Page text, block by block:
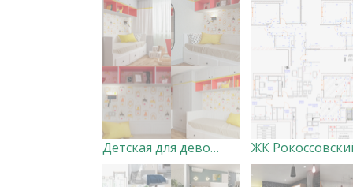
Детская для девочек